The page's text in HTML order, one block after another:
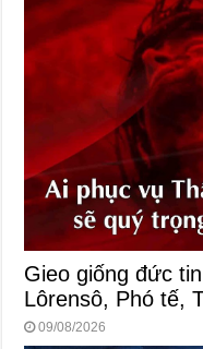
Gieo giống đức
Lôrensô, Phó tế,
09/08/2026